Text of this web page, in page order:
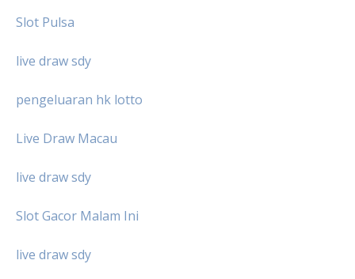
Slot Pulsa
live draw sdy
pengeluaran hk lotto
Live Draw Macau
live draw sdy
Slot Gacor Malam Ini
live draw sdy